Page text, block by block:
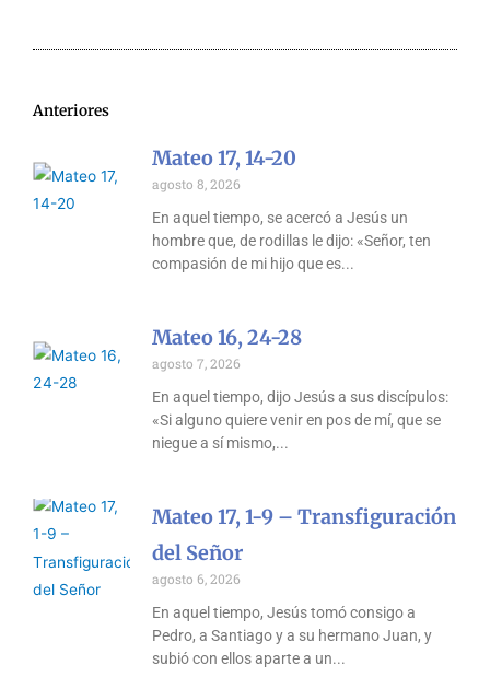
Anteriores
Mateo 17, 14-20
agosto 8, 2026
En aquel tiempo, se acercó a Jesús un
hombre que, de rodillas le dijo: «Señor, ten
compasión de mi hijo que es
Mateo 16, 24-28
agosto 7, 2026
En aquel tiempo, dijo Jesús a sus discípulos:
«Si alguno quiere venir en pos de mí, que se
niegue a sí mismo,
Mateo 17, 1-9 – Transfiguración
del Señor
agosto 6, 2026
En aquel tiempo, Jesús tomó consigo a
Pedro, a Santiago y a su hermano Juan, y
subió con ellos aparte a un